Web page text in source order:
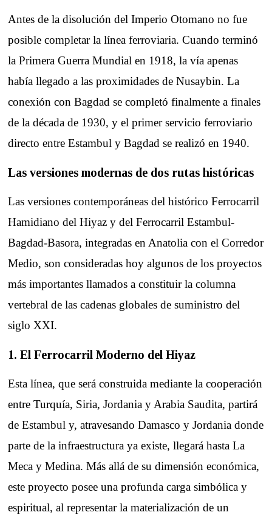
Antes de la disolución del Imperio Otomano no fue
posible completar la línea ferroviaria. Cuando terminó
la Primera Guerra Mundial en 1918, la vía apenas
había llegado a las proximidades de Nusaybin. La
conexión con Bagdad se completó finalmente a finales
de la década de 1930, y el primer servicio ferroviario
directo entre Estambul y Bagdad se realizó en 1940.
Las versiones modernas de dos rutas históricas
Las versiones contemporáneas del histórico Ferrocarril
Hamidiano del Hiyaz y del Ferrocarril Estambul-
Bagdad-Basora, integradas en Anatolia con el Corredor
Medio, son consideradas hoy algunos de los proyectos
más importantes llamados a constituir la columna
vertebral de las cadenas globales de suministro del
siglo XXI.
1. El Ferrocarril Moderno del Hiyaz
Esta línea, que será construida mediante la cooperación
entre Turquía, Siria, Jordania y Arabia Saudita, partirá
de Estambul y, atravesando Damasco y Jordania donde
parte de la infraestructura ya existe, llegará hasta La
Meca y Medina. Más allá de su dimensión económica,
este proyecto posee una profunda carga simbólica y
espiritual, al representar la materialización de un